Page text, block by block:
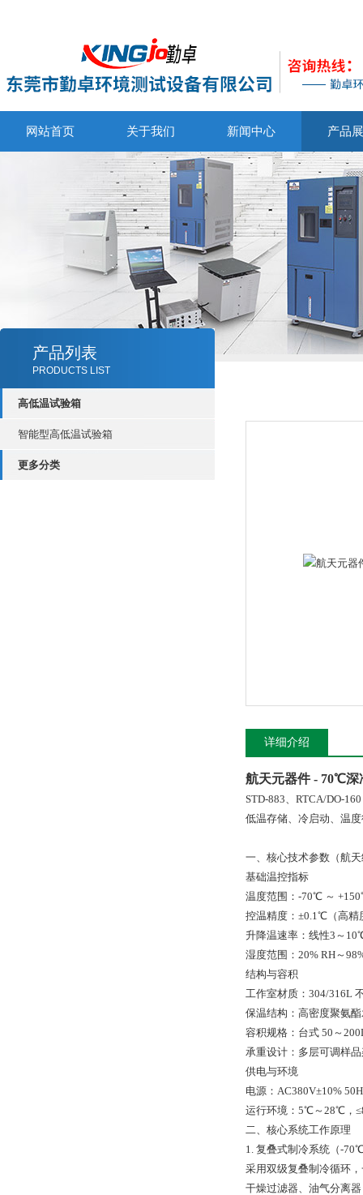
网站首页 关于我们 新闻中心 产品
产品列表
PRODUCTS LIST
高低温试验箱
智能型高低温试验箱
更多分类
详细介绍
航天元器件 - 70℃深
STD-883、RTCA/DO-
低温存储、冷启动、温
一、核心技术参数（航
基础温控指标
温度范围：-70℃ ～
控温精度：±0.1℃（高精
升降温速率：线性3～
湿度范围：20% RH～
结构与容积
工作室材质：304/316L
保温结构：高密度聚氨
容积规格：台式 50～
承重设计：多层可调样
供电与环境
电源：AC380V±10%
运行环境：5℃～28℃，
二、核心系统工作原理
1. 复叠式制冷系统（-
采用双级复叠制冷循环
干燥过滤器、油气分离